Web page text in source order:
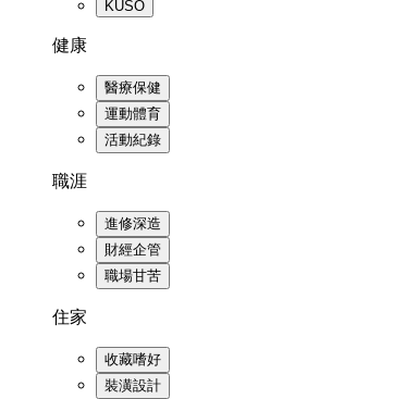
KUSO
健康
醫療保健
運動體育
活動紀錄
職涯
進修深造
財經企管
職場甘苦
住家
收藏嗜好
裝潢設計